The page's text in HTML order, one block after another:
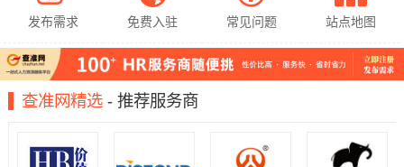
发布需求 免费入驻 常见问题 站点地图
查准网精选- 推荐服务商